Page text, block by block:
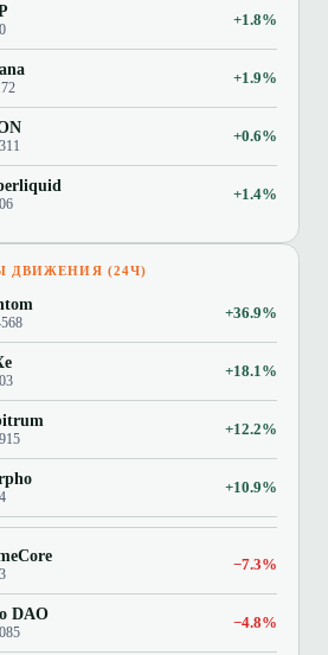
+1.8%
+1.9%
+0.6%
+1.4%
ДВИЖЕНИЯ (24Ч)
+36.9%
+18.1%
+12.2%
+10.9%
−7.3%
DAO −4.8%